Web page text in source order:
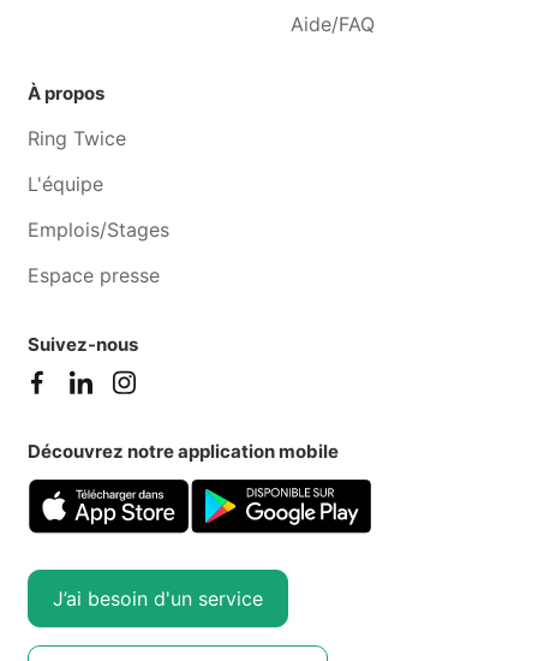
Aide/FAQ
À propos
Ring Twice
L'équipe
Emplois/Stages
Espace presse
Suivez-nous
Découvrez notre application mobile
J’ai besoin d'un service